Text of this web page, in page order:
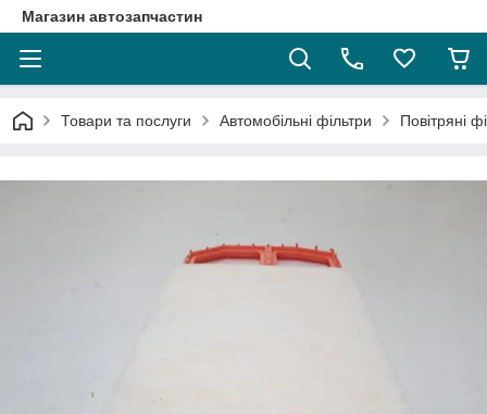
Магазин автозапчастин
Товари та послуги Автомобільні фільтри Повітряні